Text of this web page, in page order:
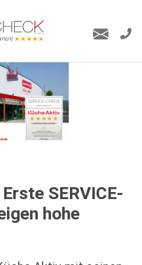
SERVICE-
hohe